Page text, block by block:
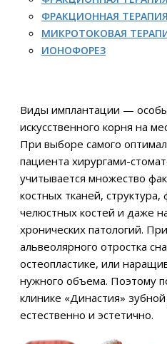
ФРАКЦИОННАЯ
МИКРОТОКОВАЯ
ИОНОФОРЕЗ
Виды имплантации —
искусственного корня на
При выборе самого
пациента хирургами-
учитывается множество
костных тканей,
челюстных костей и даже
хронических патологий.
альвеолярного отростка
остеопластике, или
нужного объема. Поэтому
клинике «Династия»
естественно и эстетично.